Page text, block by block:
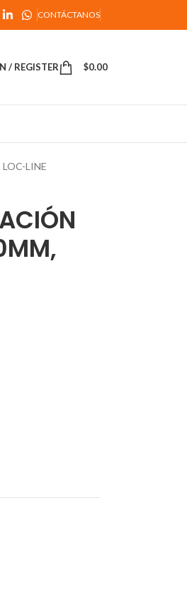
CONTÁCTANOS
/ REGISTER $0.00
LINE